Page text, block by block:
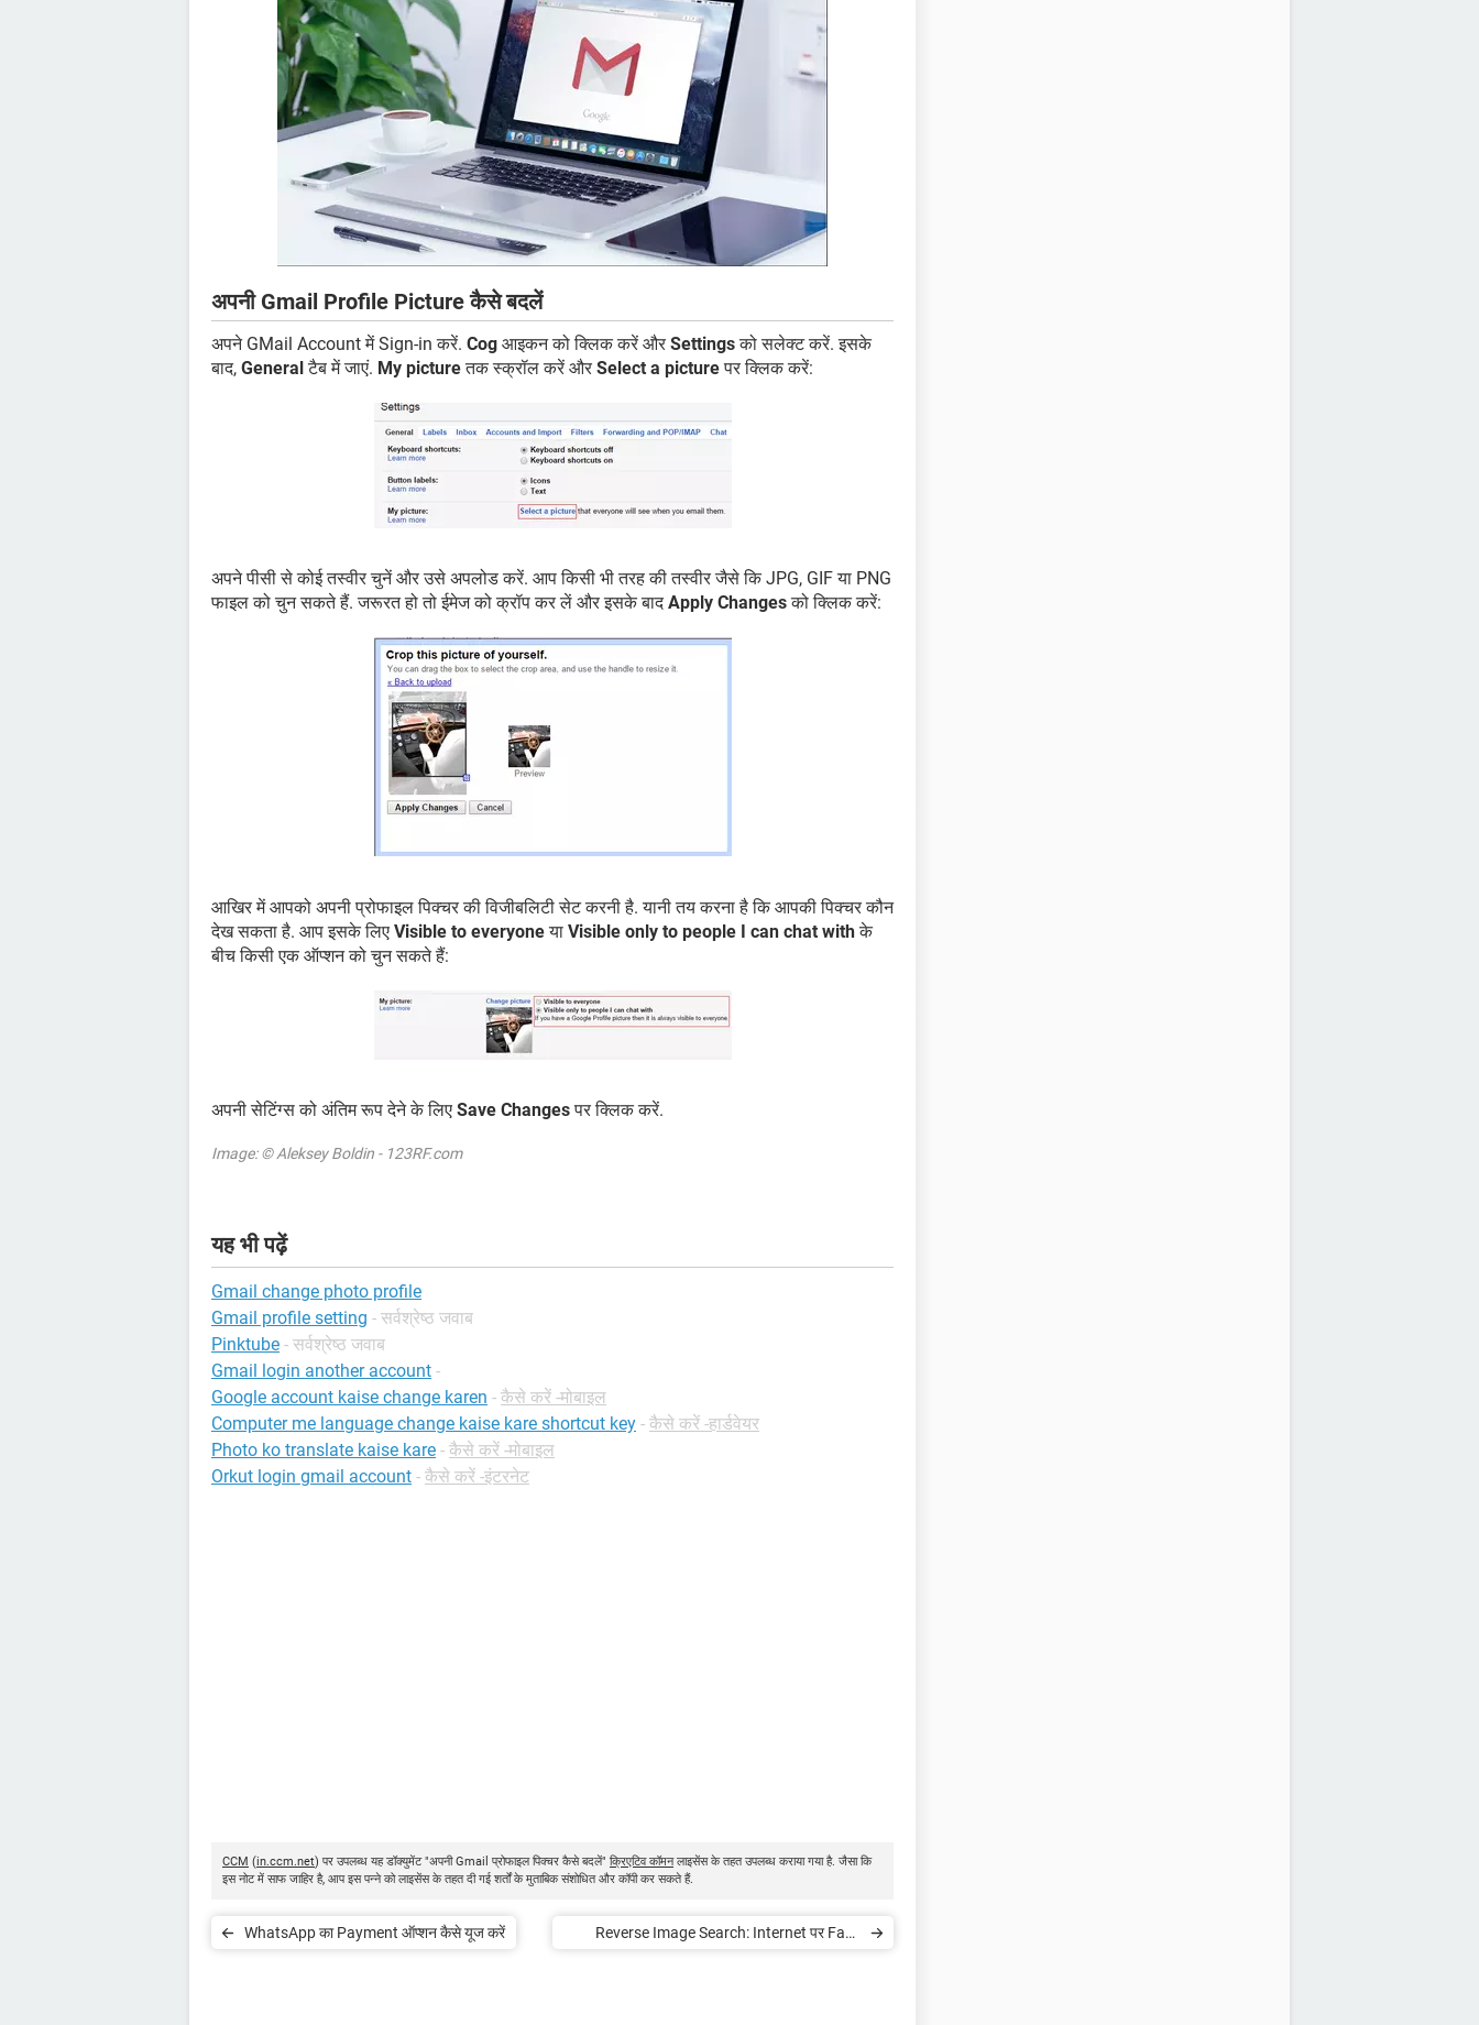
अपनी Gmail Profile Picture कैसे बदलें
अपने GMail Account में Sign-in करें. Cog आइकन को क्लिक करें और Settingsको सलेक्ट करें. इसके
बाद, Generalटैब में जाएं. My pictureतक स्क्रॉल करें और Select a pictureपर क्लिक करें:
अपने पीसी से कोई तस्वीर चुनें और उसे अपलोड करें. आप किसी भी तरह की तस्वीर जैसे कि JPG, GIF या PNG
फाइल को चुन सकते हैं. जरूरत हो तो ईमेज को क्रॉप कर लें और इसके बादApply Changesको क्लिक करें:
आखिर में आपको अपनी प्रोफाइल पिक्चर की विजीबलिटी सेट करनी है. यानी तय करना है कि आपकी पिक्चर कौन
देख सकता है. आप इसके लिए Visible to everyoneया Visible only to people I can chat withके
बीच किसी एक ऑप्शन को चुन सकते हैं:
अपनी सेटिंग्स को अंतिम रूप देने के लिए Save Changesपर क्लिक करें.
Image: © Aleksey Boldin - 123RF.com
यह भी पढ़ें
Gmail change photo profile
Gmail profile setting - सर्वश्रेष्ठ जवाब
Pinktube - सर्वश्रेष्ठ जवाब
Gmail login another account -
Google account kaise change karen - कैसे करें -मोबाइल
Computer me language change kaise kare shortcut key - कैसे करें -हार्डवेयर
Photo ko translate kaise kare - कैसे करें -मोबाइल
Orkut login gmail account - कैसे करें -इंटरनेट
CCM (in.ccm.net) पर उपलब्ध यह डॉक्युमेंट "अपनी Gmail प्रोफाइल पिक्चर कैसे बदलें" क्रिएटिव कॉमनलाइसेंस के तहत उपलब्ध कराया गया है. जैसा कि
इस नोट में साफ जाहिर है, आप इस पन्ने को लाइसेंस के तहत दी गई शर्तों के मुताबिक संशोधित और कॉपी कर सकते हैं.
WhatsApp का Payment ऑप्शन कैसे यूज करें
Reverse Image Search: Internet पर Fake